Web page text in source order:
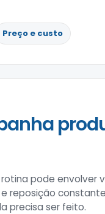
Preço e custo
pode envolver
reposição
precisa ser feito.